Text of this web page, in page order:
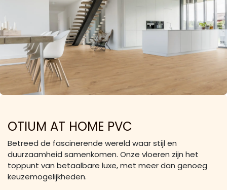
OTIUM AT HOME PVC
Betreed de fascinerende wereld waar stijl en
duurzaamheid samenkomen. Onze vloeren zijn het
toppunt van betaalbare luxe, met meer dan genoeg
keuzemogelijkheden.